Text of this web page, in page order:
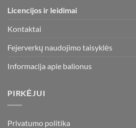
Licencijos ir leidimai
Kontaktai
Fejerverkų naudojimo taisyklės
Informacija apie balionus
PIRKĖJUI
Privatumo politika